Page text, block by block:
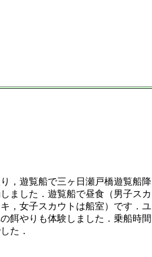
，遊覧船で三ヶ日瀬戸橋遊覧船降
ました．遊覧船で昼食（男子スカ
，女子スカウトは船室）です．ユ
餌やりも体験しました．乗船時間
た．